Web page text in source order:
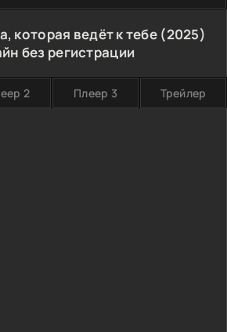
которая ведёт к тебе (2025)
без регистрации
2 Плеер 3 Трейлер